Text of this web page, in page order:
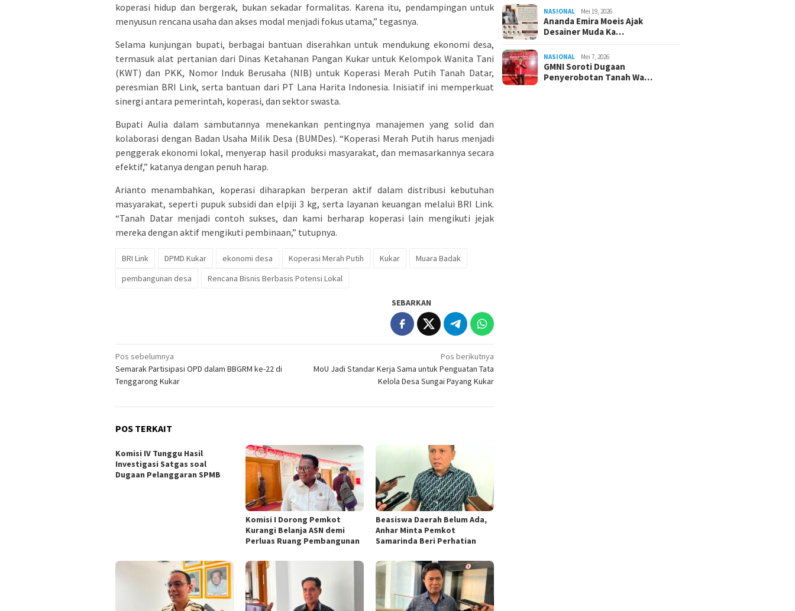
koperasi hidup dan bergerak, bukan sekadar formalitas. Karena itu, pendampingan untuk
menyusun rencana usaha dan akses modal menjadi fokus utama,” tegasnya.
Selama kunjungan bupati, berbagai bantuan diserahkan untuk mendukung ekonomi desa,
termasuk alat pertanian dari Dinas Ketahanan Pangan Kukar untuk Kelompok Wanita Tani
(KWT) dan PKK, Nomor Induk Berusaha (NIB) untuk Koperasi Merah Putih Tanah Datar,
peresmian BRI Link, serta bantuan dari PT Lana Harita Indonesia. Inisiatif ini memperkuat
sinergi antara pemerintah, koperasi, dan sektor swasta.
Bupati Aulia dalam sambutannya menekankan pentingnya manajemen yang solid dan
kolaborasi dengan Badan Usaha Milik Desa (BUMDes). “Koperasi Merah Putih harus menjadi
penggerak ekonomi lokal, menyerap hasil produksi masyarakat, dan memasarkannya secara
efektif,” katanya dengan penuh harap.
Arianto menambahkan, koperasi diharapkan berperan aktif dalam distribusi kebutuhan
masyarakat, seperti pupuk subsidi dan elpiji 3 kg, serta layanan keuangan melalui BRI Link.
“Tanah Datar menjadi contoh sukses, dan kami berharap koperasi lain mengikuti jejak
mereka dengan aktif mengikuti pembinaan,” tutupnya.
BRI Link DPMD Kukar ekonomi desa Koperasi Merah Putih Kukar
Muara Badak
pembangunan desa
Rencana Bisnis Berbasis Potensi Lokal
SEBARKAN
Navigasi
pos
Pos sebelumnya
Semarak Partisipasi OPD dalam BBGRM ke-22 di
Tenggarong Kukar
Pos berikutnya
MoU Jadi Standar Kerja Sama untuk Penguatan Tata
Kelola Desa Sungai Payang Kukar
POS TERKAIT
Komisi IV Tunggu Hasil
Investigasi Satgas soal
Dugaan Pelanggaran SPMB
Komisi I Dorong Pemkot
Kurangi Belanja ASN demi
Perluas Ruang Pembangunan
Beasiswa Daerah Belum Ada,
Anhar Minta Pemkot
Samarinda Beri Perhatian
NASIONAL Mei 19, 2026
Ananda Emira Moeis Ajak
Desainer Muda Ka…
NASIONAL Mei 7, 2026
GMNI Soroti Dugaan
Penyerobotan Tanah Wa…